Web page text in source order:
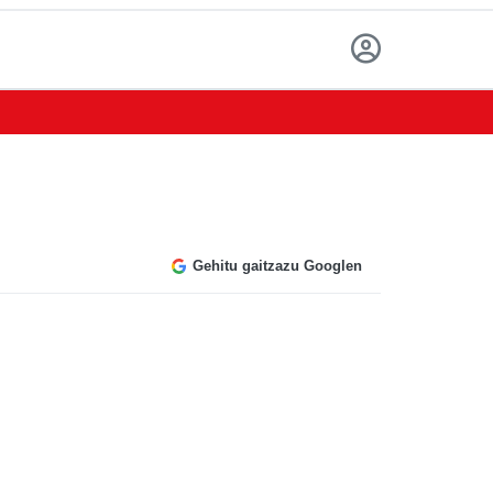
Gehitu gaitzazu Googlen